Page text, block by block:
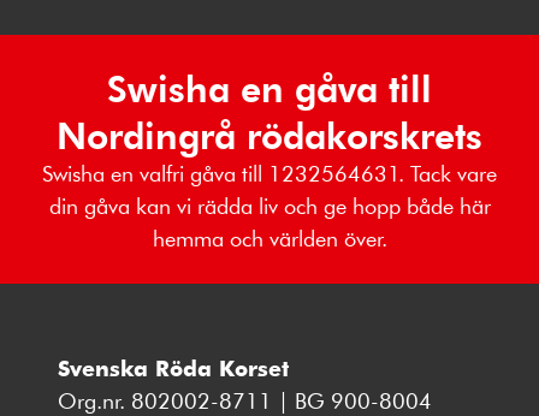
Swisha en gåva till
Nordingrå rödakorskrets
Swisha en valfri gåva till 1232564631. Tack vare
din gåva kan vi rädda liv och ge hopp både här
hemma och världen över.
Svenska Röda Korset
Org.nr. 802002-8711 | BG 900-8004